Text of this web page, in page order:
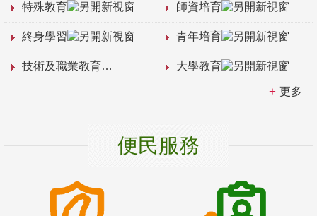
特殊教育 師資培育
終身學習 青年培育
技術及職業教育 大學教育
更多
便民服務